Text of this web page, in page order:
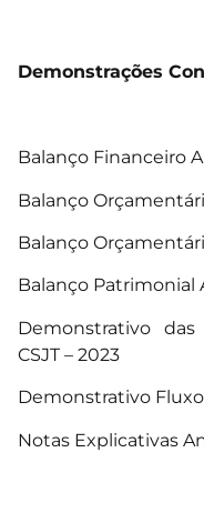
Demonstrações
Balanço Financeiro
Balanço
Balanço
Balanço Patrimonial
Demonstrativo das
CSJT – 2023
Demonstrativo
Notas Explicativas